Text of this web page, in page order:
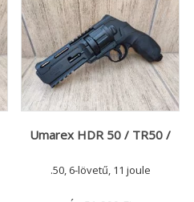
Umarex HDR 50 / TR50 /
.50, 6-lövetű, 11 joule